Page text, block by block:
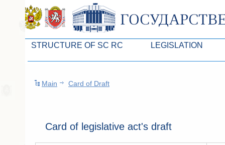
STRUCTURE OF SC RC
Presidium of SC ARC
Permanent commissions of SC ARC
LEGISLATION
Антикоррупционная
Main Card of Draft
Card of legislative act's draft